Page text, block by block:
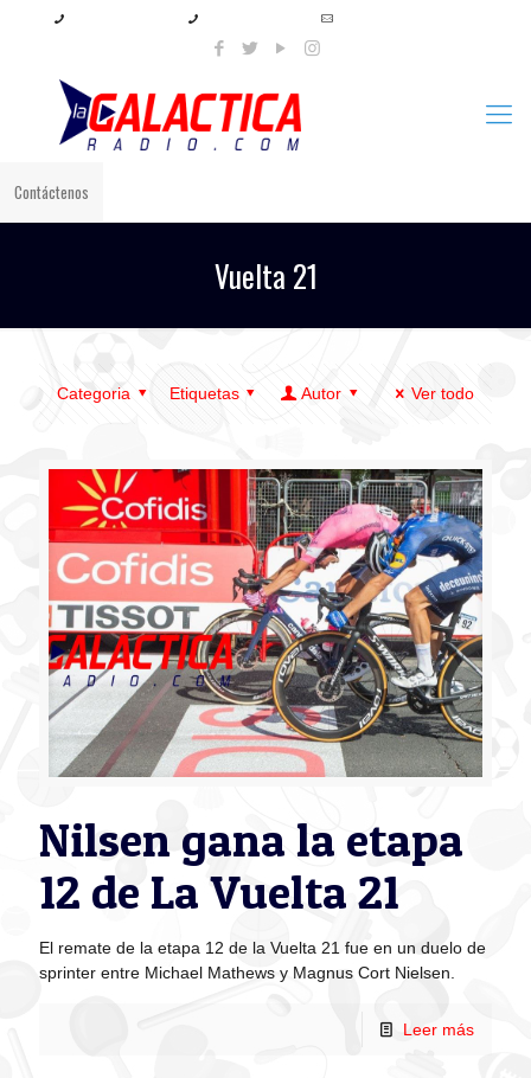
Contáctenos
Vuelta 21
Categoria Etiquetas Autor Ver todo
Nilsen gana la etapa
12 de La Vuelta 21
El remate de la etapa 12 de la Vuelta 21 fue en un duelo de
sprinter entre Michael Mathews y Magnus Cort Nielsen.
Leer más